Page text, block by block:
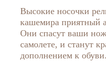
Высокие носочки
кашемира приятный
Они спасут ваши
самолете, и станут
дополнением к обуви.